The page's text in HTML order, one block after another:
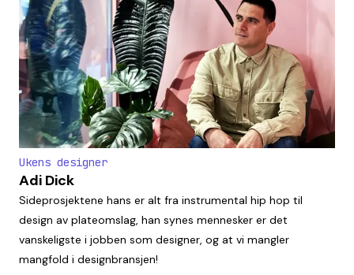
Ukens designer
Adi Dick
Sideprosjektene hans er alt fra instrumental hip hop til
design av plateomslag, han synes mennesker er det
vanskeligste i jobben som designer, og at vi mangler
mangfold i designbransjen!